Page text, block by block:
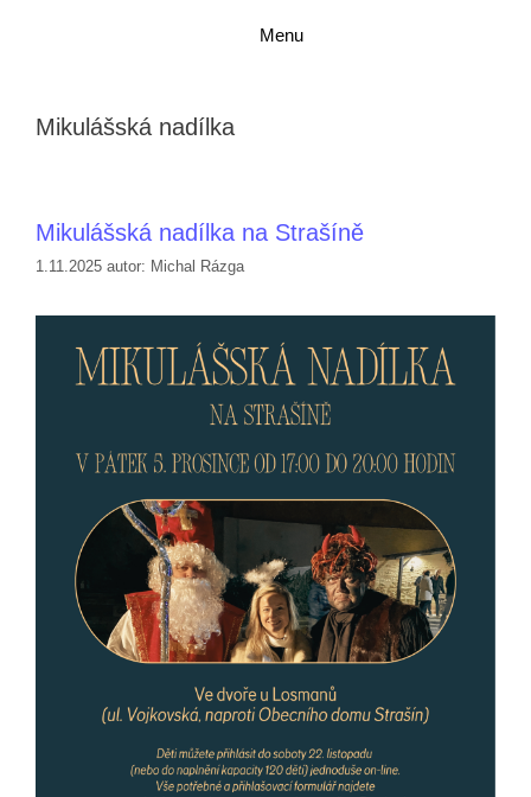
Menu
Mikulášská nadílka
Mikulášská nadílka na Strašíně
1.11.2025 autor: Michal Rázga